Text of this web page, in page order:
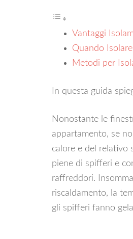
Vantaggi
Quando
Metodi per
In questa guida
Nonostante le
appartamento, se
calore e del relativo
piene di spifferi e
raffreddori.
riscaldamento, la
gli spifferi fanno